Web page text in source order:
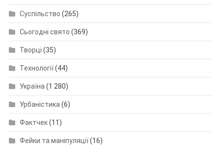
Суспільство (265)
Сьогодні свято (369)
Творці (35)
Технології(44)
Україна (1 280)
Урбаністика (6)
Фактчек(11)
Фейки та маніпуляції(16)